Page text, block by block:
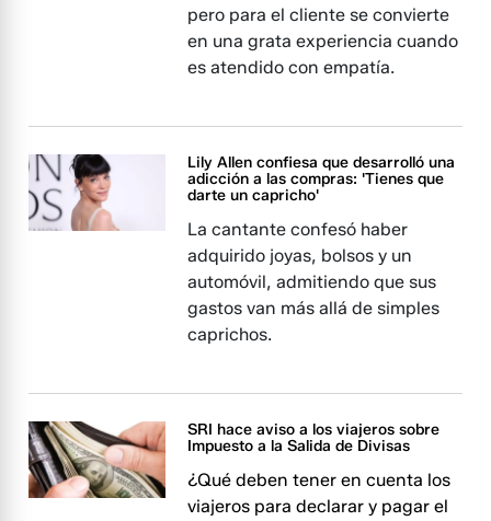
pero para el cliente se convierte
en una grata experiencia cuando
es atendido con empatía.
Lily Allen confiesa que desarrolló una
adicción a las compras: 'Tienes que
darte un capricho'
La cantante confesó haber
adquirido joyas, bolsos y un
automóvil, admitiendo que sus
gastos van más allá de simples
caprichos.
SRI hace aviso a los viajeros sobre
Impuesto a la Salida de Divisas
¿Qué deben tener en cuenta los
viajeros para declarar y pagar el